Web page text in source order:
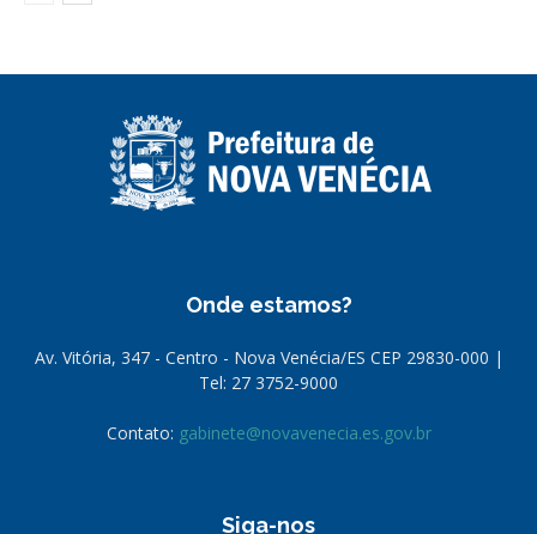
Onde estamos?
Av. Vitória, 347 - Centro - Nova Venécia/ES CEP 29830-000 |
Tel: 27 3752-9000
Contato: gabinete@novavenecia.es.gov.br
Siga-nos